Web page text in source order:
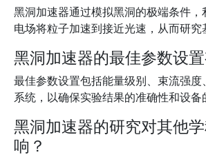
黑洞加速器通过模拟黑洞的极端条件，
电场将粒子加速到接近光速，从而研究
黑洞加速器的最佳参数设
最佳参数设置包括能量级别、束流强度
系统，以确保实验结果的准确性和设备
黑洞加速器的研究对其他
响？